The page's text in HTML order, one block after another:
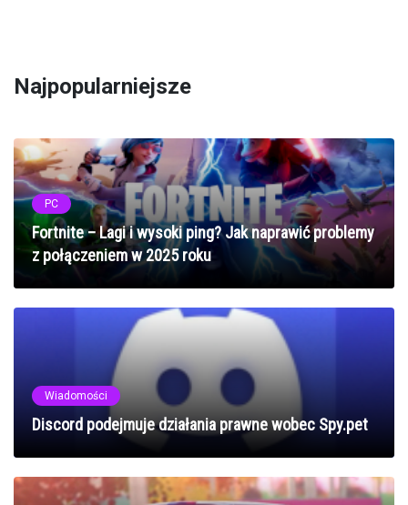
Najpopularniejsze
PC
Fortnite – Lagi i wysoki ping? Jak naprawić problemy
z połączeniem w 2025 roku
Wiadomości
Discord podejmuje działania prawne wobec Spy.pet